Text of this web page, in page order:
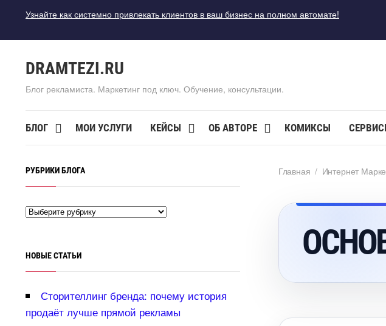
Узнайте как системно привлекать клиентов в ваш бизнес на полном автомате!
DRAMTEZI.RU
Блог рекламиста. Маркетинг под ключ. Обучение, консультации.
БЛОГ МОИ УСЛУГИ КЕЙСЫ ОБ АВТОРЕ КОМИКСЫ
Главная / Интернет
РУБРИКИ БЛОГА
НОВЫЕ СТАТЬИ
Сторителлинг бренда: почему история
продаёт лучше прямой рекламы